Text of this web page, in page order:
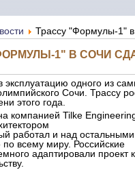
Трассу "Формулы-1"
1" В СОЧИ
эксплуатацию одного из
Сочи. Трассу
этого года.
компанией Tilke
работал и над
по всему миру. Российские
адаптировали проект